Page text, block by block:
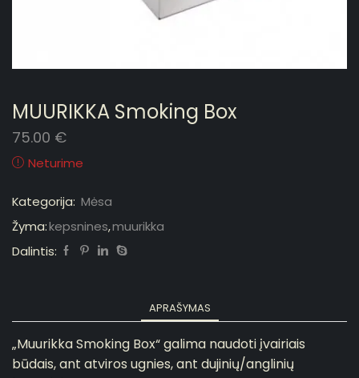
MUURIKKA Smoking Box
75.00 €
Neturime
Kategorija: Mėsa
Žyma:kepsnines,muurikka
Dalintis:
APRAŠYMAS
„Muurikka Smoking Box“ galima naudoti įvairiais
būdais, ant atviros ugnies, ant dujinių/anglinių